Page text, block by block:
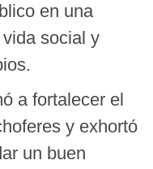
en una
social y
a fortalecer el
y exhortó
un buen